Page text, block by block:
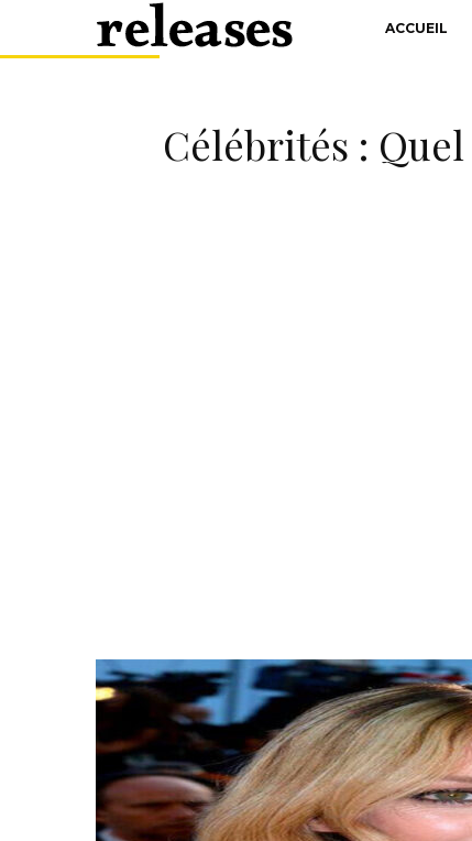
ACCUEIL
Célébrités :